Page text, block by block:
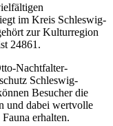
im Kreis Schleswig-
zur Kulturregion
24861.
Nachtfalter-
Schleswig-
Besucher die
und dabei wertvolle
erhalten.